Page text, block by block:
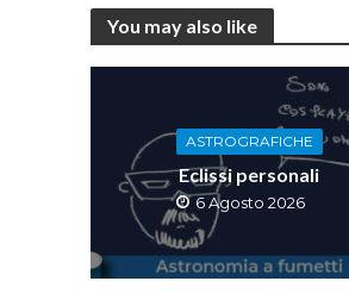
You may also like
ASTROGRAFICHE
Eclissi personali
6 Agosto 2026